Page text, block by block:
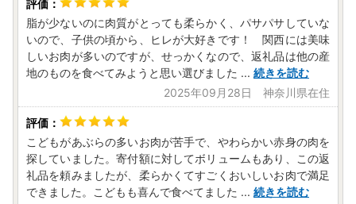
脂が少ないのに肉質がとっても柔らかく、パサパサしていな
いので、子供の頃から、ヒレが大好きです！ 関西には美味
しいお肉が多いのですが、せっかくなので、返礼品は他の産
地のものを食べてみようと思い選びました ... 続きを読む
2025年09月28日 神奈川県在住
こどもがあぶらの多いお肉が苦手で、やわらかい赤身の肉を
探していました。寄付額に対してボリュームもあり、この返
礼品を頼みましたが、柔らかくてすごくおいしいお肉で満足
できました。こどもも喜んで食べてました ... 続きを読む